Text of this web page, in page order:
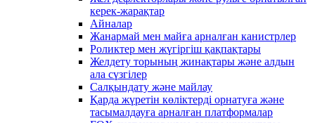
керек-жарақтар
Айналар
Жанармай мен майға арналған канистрлер
Роликтер мен жүгіргіш қақпақтары
Желдету торының жинақтары және алдын
ала сүзгілер
Салқындату және майлау
Қарда жүретін көліктерді орнатуға және
тасымалдауға арналған платформалар